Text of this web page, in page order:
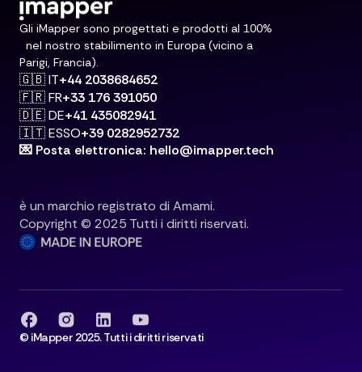
Gli iMapper sono progettati e prodotti al 100%
nel nostro stabilimento in Europa (vicino a
Parigi, Francia).
🇬🇧 IT+44 2038684652
🇫🇷 FR+33 176 391050
🇩🇪 DE+41 435082941
🇮🇹 ESSO+39 0282952732
💌 Posta elettronica: hello@imapper.tech
è un marchio registrato di Amami.
Copyright © 2025 Tutti i diritti riservati.
© iMapper 2025. Tutti i diritti riservati